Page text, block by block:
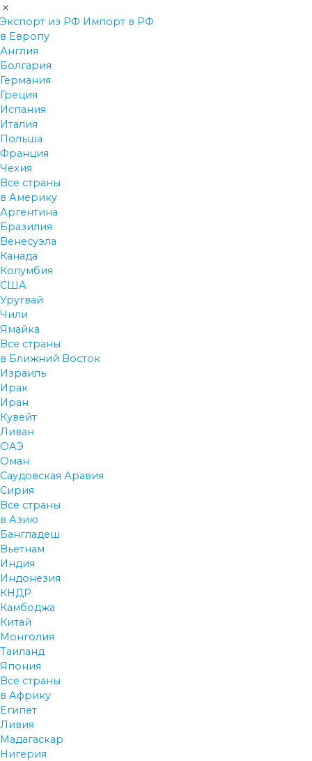
Экспорт из РФ Импорт в РФ
в Европу
Англия
Болгария
Германия
Греция
Испания
Италия
Польша
Франция
Чехия
Все страны
в Америку
Аргентина
Бразилия
Венесуэла
Канада
Колумбия
США
Уругвай
Чили
Ямайка
Все страны
в Ближний Восток
Израиль
Ирак
Иран
Кувейт
Ливан
ОАЭ
Оман
Саудовская Аравия
Сирия
Все страны
в Азию
Бангладеш
Вьетнам
Индия
Индонезия
КНДР
Камбоджа
Китай
Монголия
Таиланд
Япония
Все страны
в Африку
Египет
Ливия
Мадагаскар
Нигерия